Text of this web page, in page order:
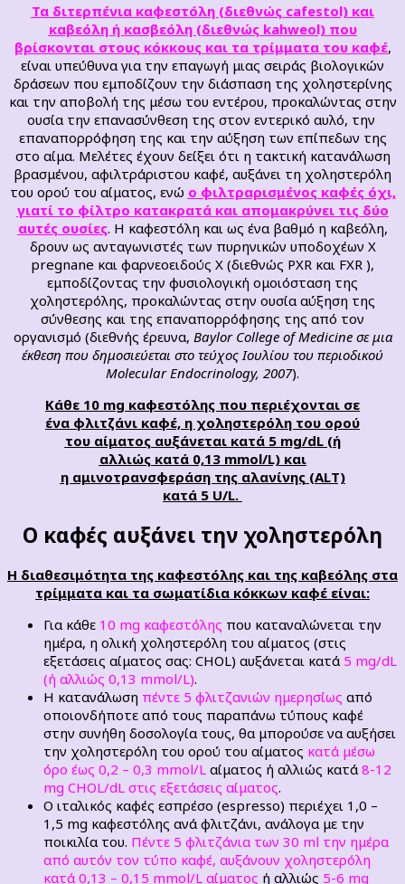
Τα διτερπένια καφεστόλη (διεθνώς cafestol) και
καβεόλη ή κασβεόλη (διεθνώς kahweol) που
βρίσκονται στους κόκκους και τα τρίμματα του καφέ,
είναι υπεύθυνα για την επαγωγή μιας σειράς βιολογικών
δράσεων που εμποδίζουν την διάσπαση της χοληστερίνης
και την αποβολή της μέσω του εντέρου, προκαλώντας στην
ουσία την επανασύνθεση της στον εντερικό αυλό, την
επαναπορρόφηση της και την αύξηση των επίπεδων της
στο αίμα. Μελέτες έχουν δείξει ότι η τακτική κατανάλωση
βρασμένου, αφιλτράριστου καφέ, αυξάνει τη χοληστερόλη
του ορού του αίματος, ενώ ο φιλτραρισμένος καφές όχι,
γιατί το φίλτρο κατακρατά και απομακρύνει τις δύο
αυτές ουσίες. Η καφεστόλη και ως ένα βαθμό η καβεόλη,
δρουν ως ανταγωνιστές των πυρηνικών υποδοχέων Χ
pregnane και φαρνεοειδούς Χ (διεθνώς PXR και FXR ),
εμποδίζοντας την φυσιολογική ομοιόσταση της
χοληστερόλης, προκαλώντας στην ουσία αύξηση της
σύνθεσης και της επαναπορρόφησης της από τον
οργανισμό (διεθνής έρευνα, Baylor College of Medicine σε μια
έκθεση που δημοσιεύεται στο τεύχος Ιουλίου του περιοδικού
Molecular Endocrinology, 2007).
Κάθε 10 mg καφεστόλης που περιέχονται σε
ένα φλιτζάνι καφέ, η χοληστερόλη του ορού
του αίματος αυξάνεται κατά 5 mg/dL (ή
αλλιώς κατά 0,13 mmol/L) και
η αμινοτρανσφεράση της αλανίνης(ALT)
κατά 5 U/L.
O καφές αυξάνει την χοληστερόλη
Η διαθεσιμότητα της καφεστόλης και της καβεόλης στα
τρίμματα και τα σωματίδια κόκκων καφέ είναι:
Για κάθε 10 mg καφεστόλης που καταναλώνεται την
ημέρα, η ολική χοληστερόλη του αίματος (στις
εξετάσεις αίματος σας: CHOL) αυξάνεται κατά 5 mg/dL
(ή αλλιώς 0,13 mmol/L).
Η κατανάλωση πέντε 5 φλιτζανιών ημερησίως από
οποιονδήποτε από τους παραπάνω τύπους καφέ
στην συνήθη δοσολογία τους, θα μπορούσε να αυξήσει
την χοληστερόλη του ορού του αίματος κατά μέσω
όρο έως 0,2 – 0,3 mmol/L αίματος ή αλλιώς κατά8-12
mg CHOL/dL στις εξετάσεις αίματος.
Ο ιταλικός καφές εσπρέσο (espresso) περιέχει 1,0 –
1,5 mg καφεστόλης ανά φλιτζάνι, ανάλογα με την
ποικιλία του. Πέντε 5 φλιτζάνια των 30 ml την ημέρα
από αυτόν τον τύπο καφέ, αυξάνουν χοληστερόλη
κατά 0,13 – 0,15 mmol/L αίματος ή αλλιώς 5-6 mg